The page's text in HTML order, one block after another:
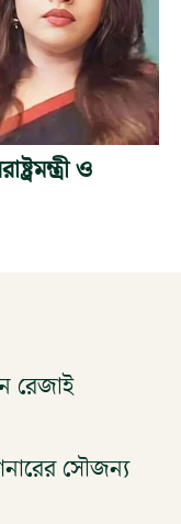
ও
রেজাই
সৌজন্য